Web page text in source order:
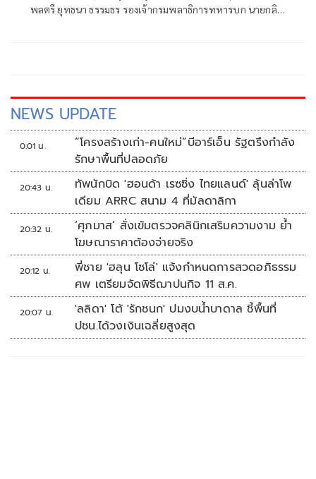
พลตรี ยุทธนา ธรรมธร รองเจ้ากรมพลาธิการทหารบก นายกลิ
NEWS UPDATE
0:01 น.
“โครงสร้างเก่า-คนใหม่”บีอาร์เอ็น รัฐตรึงกำลัง
รักษาพื้นที่ปลอดภัย
20:43 น.
ทัพนักบิด 'ฮอนด้า เรซซิ่ง ไทยแลนด์' ลุ้นล่าโพ
เดียม ARRC สนาม 4 ที่มัลดาลิกา
20:32 น.
‘ศุภมาส’ สั่งเข้มตรวจคลินิกเสริมความงาม ย้ำ
โฆษณาราคาต้องจ่ายจริง
20:12 น.
พี่ชาย 'ฮลุน โซโล่' แจ้งกำหนดการสวดอภิธรรม
ศพ เตรียมจัดพิธีฌาปนกิจ 11 ส.ค.
20:07 น.
'ลลิดา' โต้ 'รักชนก' ปมงบน้ำบาดาล ชี้พื้นที่
ปชน.ได้วงเงินเฉลี่ยสูงสุด